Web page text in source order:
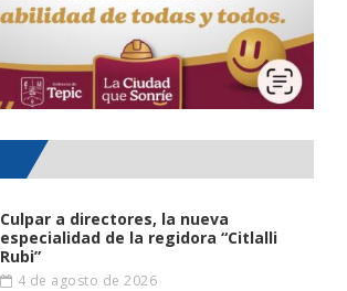
Culpar a directores, la nueva
especialidad de la regidora “Citlalli
Rubi”
4 de agosto de 2026